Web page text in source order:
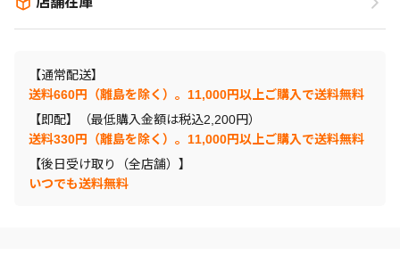
【通常配送】
送料660円（離島を除く）。11,000円以上ご購入で送料無料
【即配】（最低購入金額は税込2,200円）
送料330円（離島を除く）。11,000円以上ご購入で送料無料
【後日受け取り（全店舗）】
いつでも送料無料